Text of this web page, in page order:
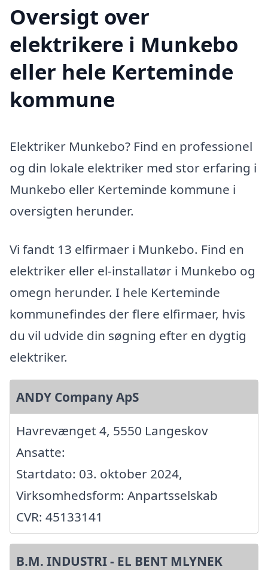
Oversigt over
elektrikere i Munkebo
eller hele Kerteminde
kommune
Elektriker Munkebo? Find en professionel
og din lokale elektriker med stor erfaring i
Munkebo eller Kerteminde kommune i
oversigten herunder.
Vi fandt 13 elfirmaer i Munkebo. Find en
elektriker eller el-installatør i Munkebo og
omegn herunder. I hele Kerteminde
kommunefindes der flere elfirmaer, hvis
du vil udvide din søgning efter en dygtig
elektriker.
ANDY Company ApS
Havrevænget 4, 5550 Langeskov
Ansatte:
Startdato: 03. oktober 2024,
Virksomhedsform: Anpartsselskab
CVR: 45133141
B.M. INDUSTRI - EL BENT MLYNEK